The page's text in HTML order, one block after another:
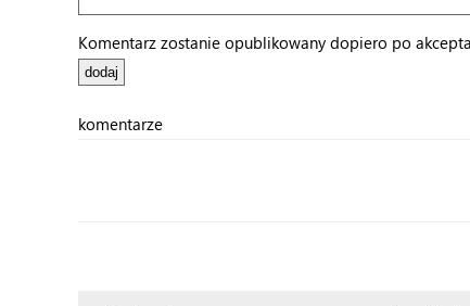
Komentarz zostanie opublikowany dopiero po
komentarze